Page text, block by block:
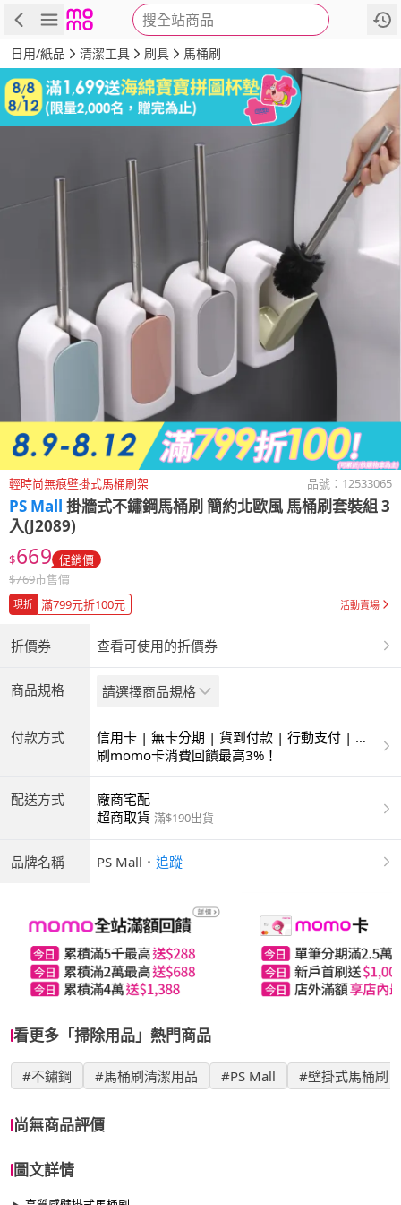
搜全站商品
商品 評價 詳情
日用/紙品 清潔工具 刷具 馬桶刷
輕時尚無痕壁掛式馬桶刷架 品號： 12533065
PS Mall 掛牆式不鏽鋼馬桶刷 簡約北歐風 馬桶刷套裝組 3
入(J2089)
$669 促銷價
$769市售價
現折 滿799元折100元 活動賣場
折價券 查看可使用的折價券
商品規格 請選擇商品規格
付款方式
信用卡 | 無卡分期 | 貨到付款 | 行動支付 | 超
商付款 | ATM | 銀聯卡
刷momo卡消費回饋最高3%！
配送方式
廠商宅配
超商取貨 滿$190出貨
品牌名稱 PS Mall ． 追蹤
看更多「掃除用品」熱門商品
#不鏽鋼 #馬桶刷清潔用品 #PS Mall #壁掛式馬桶刷
尚無商品評價
圖文詳情